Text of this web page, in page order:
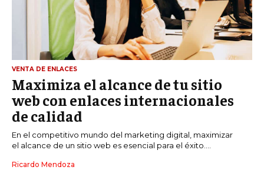
VENTA DE ENLACES
Maximiza el alcance de tu sitio
web con enlaces internacionales
de calidad
En el competitivo mundo del marketing digital, maximizar
el alcance de un sitio web es esencial para el éxito....
Ricardo Mendoza